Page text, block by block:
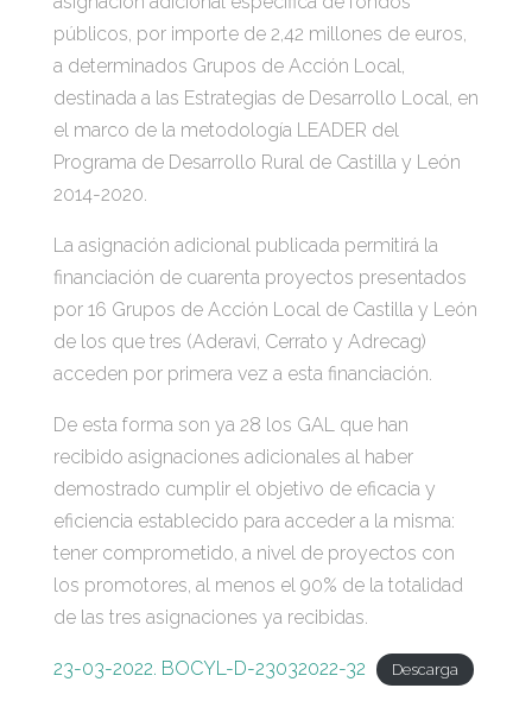
públicos, por importe de 2,42 millones de euros,
a determinados Grupos de Acción Local,
destinada a las Estrategias de Desarrollo Local, en
el marco de la metodología LEADER del
Programa de Desarrollo Rural de Castilla y León
2014-2020.
La asignación adicional publicada permitirá la
financiación de cuarenta proyectos presentados
por 16 Grupos de Acción Local de Castilla y León
de los que tres (Aderavi, Cerrato y Adrecag)
acceden por primera vez a esta financiación.
De esta forma son ya 28 los GAL que han
recibido asignaciones adicionales al haber
demostrado cumplir el objetivo de eficacia y
eficiencia establecido para acceder a la misma:
tener comprometido, a nivel de proyectos con
los promotores, al menos el 90% de la totalidad
de las tres asignaciones ya recibidas.
23-03-2022. BOCYL-D-23032022-32 Descarga